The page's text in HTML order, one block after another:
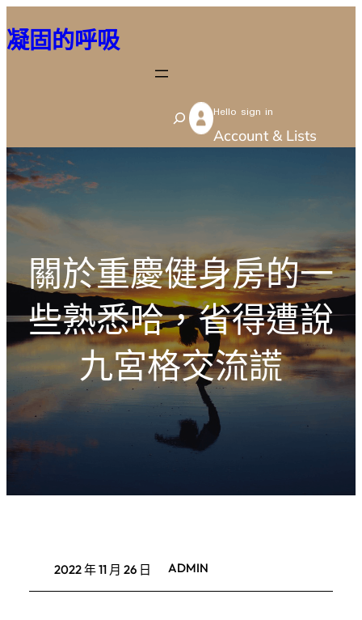
至
容
凝固的呼吸
S
e
Hello sign in
Account & Lists
關於重慶健身房的一
些熟悉哈，省得遭說
九宮格交流謊
2022 年 11 月 26 日 ADMIN